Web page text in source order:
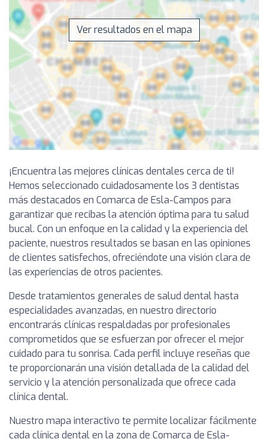
Ver resultados en el mapa
¡Encuentra las mejores clínicas dentales cerca de ti!
Hemos seleccionado cuidadosamente los 3 dentistas
más destacados en Comarca de Esla-Campos para
garantizar que recibas la atención óptima para tu salud
bucal. Con un enfoque en la calidad y la experiencia del
paciente, nuestros resultados se basan en las opiniones
de clientes satisfechos, ofreciéndote una visión clara de
las experiencias de otros pacientes.
Desde tratamientos generales de salud dental hasta
especialidades avanzadas, en nuestro directorio
encontrarás clínicas respaldadas por profesionales
comprometidos que se esfuerzan por ofrecer el mejor
cuidado para tu sonrisa. Cada perfil incluye reseñas que
te proporcionarán una visión detallada de la calidad del
servicio y la atención personalizada que ofrece cada
clínica dental.
Nuestro mapa interactivo te permite localizar fácilmente
cada clínica dental en la zona de Comarca de Esla-